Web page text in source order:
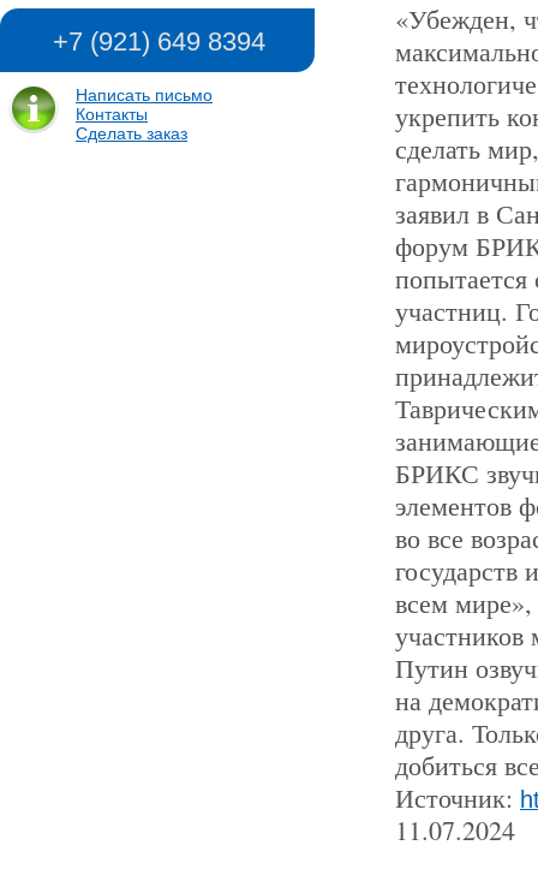
+7 (921) 649 8394
Написать письмо
Контакты
Сделать заказ
«Убежден,
укрепить
сделать
заявил в
форум
попытается
участниц.
БРИКС
элементов
во все
всем мире»,
Путин
на
друга.
добиться
Источник:
11.07.2024